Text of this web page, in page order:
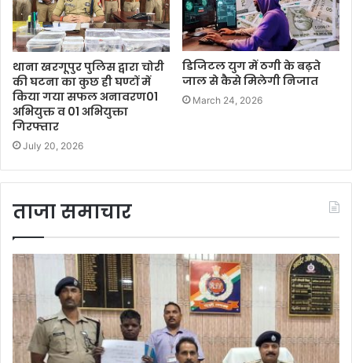
थाना खरगूपुर पुलिस द्वारा चोरी
की घटना का कुछ ही घण्टों में
किया गया सफल अनावरण01
अभियुक्त व 01 अभियुक्ता
गिरफ्तार
July 20, 2026
डिजिटल युग में ठगी के बढ़ते
जाल से कैसे मिलेगी निजात
March 24, 2026
ताजा समाचार